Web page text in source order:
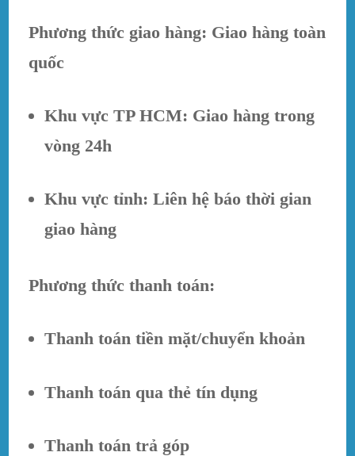
Phương thức giao hàng: Giao hàng toàn
quốc
Khu vực TP HCM: Giao hàng trong
vòng 24h
Khu vực tỉnh: Liên hệ báo thời gian
giao hàng
Phương thức thanh toán:
Thanh toán tiền mặt/chuyển khoản
Thanh toán qua thẻ tín dụng
Thanh toán trả góp